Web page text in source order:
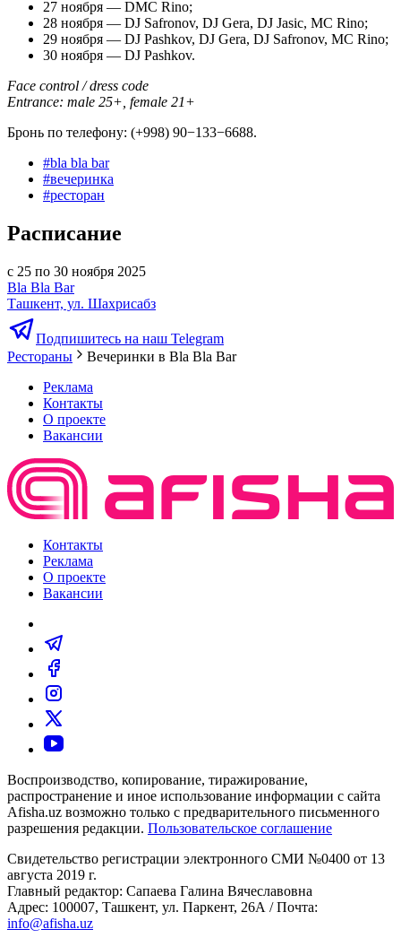
27 ноября — DMC Rino;
28 ноября — DJ Safronov, DJ Gera, DJ Jasic, MC Rino;
29 ноября — DJ Pashkov, DJ Gera, DJ Safronov, MC Rino;
30 ноября — DJ Pashkov.
Face control / dress code
Entrance: male 25+, female 21+
Бронь по телефону: (+998) 90−133−6688.
#bla bla bar
#вечеринка
#ресторан
Расписание
с 25 по 30 ноября 2025
Bla Bla Bar
Ташкент, ул. Шахрисабз
Подпишитесь на наш Telegram
Рестораны
Вечеринки в Bla Bla Bar
Реклама
Контакты
О проекте
Вакансии
Контакты
Реклама
О проекте
Вакансии
Воспроизводство, копирование, тиражирование,
распространение и иное использование информации с сайта
Afisha.uz возможно только с предварительного письменного
разрешения редакции. Пользовательское соглашение
Свидетельство регистрации электронного СМИ №0400 от 13
августа 2019 г.
Главный редактор: Сапаева Галина Вячеславовна
Адрес: 100007, Ташкент, ул. Паркент, 26А / Почта:
info@afisha.uz